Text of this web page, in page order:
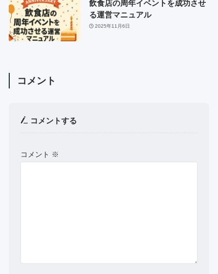
飲食店の周年イベントを成功させ
る運営マニュアル
2025年11月6日
コメント
コメントする
コメント ※